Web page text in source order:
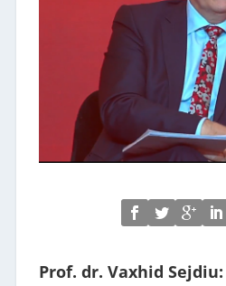
Prof. dr. Vaxhid